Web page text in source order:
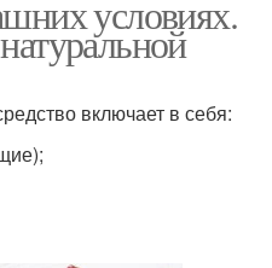
условиях.
включает в себя: